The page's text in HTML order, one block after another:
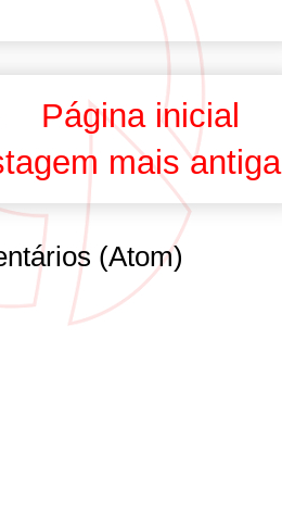
mais antiga
Página inicial
(Atom)